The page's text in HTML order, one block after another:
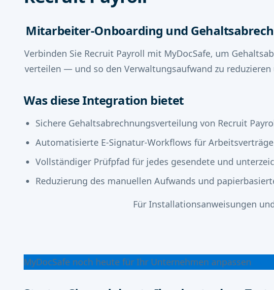
Mitarbeiter-Onboarding und
Verbinden Sie Recruit Payroll mit MyDocSafe, um
verteilen — und so den Verwaltungsaufwand zu
Was diese Integration bietet
Sichere Gehaltsabrechnungsverteilung von Recruit
Automatisierte E-Signatur-Workflows für
Vollständiger Prüfpfad für jedes gesendete und
Reduzierung des manuellen Aufwands und
Für Installationsanweisungen
MyDocSafe noch heute für Ihr Unternehmen anpassen